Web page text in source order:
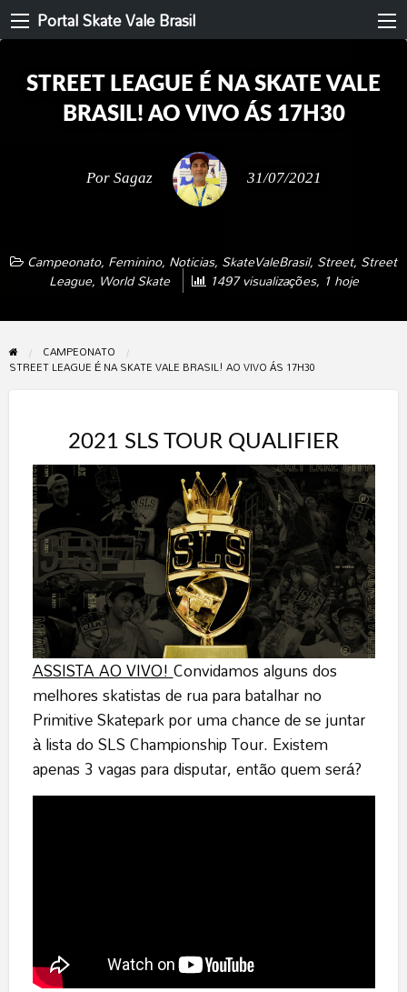
Portal Skate Vale Brasil
STREET LEAGUE É NA SKATE VALE
BRASIL! AO VIVO ÁS 17H30
Por Sagaz 31/07/2021
Campeonato, Feminino, Noticias, SkateValeBrasil, Street, Street
League, World Skate 1497 visualizações, 1 hoje
CAMPEONATO
STREET LEAGUE É NA SKATE VALE BRASIL! AO VIVO ÁS 17H30
2021 SLS TOUR QUALIFIER
ASSISTA AO VIVO!Convidamos alguns dos
melhores skatistas de rua para batalhar no
Primitive Skatepark por uma chance de se juntar
à lista do SLS Championship Tour. Existem
apenas 3 vagas para disputar, então quem será?